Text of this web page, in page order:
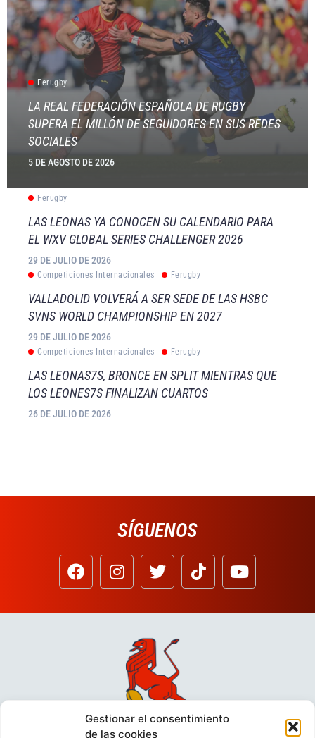
Gestionar el consentimiento
de las cookies
Ferugby
LA REAL FEDERACIÓN ESPAÑOLA DE RUGBY
SUPERA EL MILLÓN DE SEGUIDORES EN SUS REDES
SOCIALES
5 DE AGOSTO DE 2026
Ferugby
LAS LEONAS YA CONOCEN SU CALENDARIO PARA
EL WXV GLOBAL SERIES CHALLENGER 2026
29 DE JULIO DE 2026
Competiciones Internacionales Ferugby
VALLADOLID VOLVERÁ A SER SEDE DE LAS HSBC
SVNS WORLD CHAMPIONSHIP EN 2027
29 DE JULIO DE 2026
Competiciones Internacionales Ferugby
LAS LEONAS7S, BRONCE EN SPLIT MIENTRAS QUE
LOS LEONES7S FINALIZAN CUARTOS
26 DE JULIO DE 2026
SÍGUENOS